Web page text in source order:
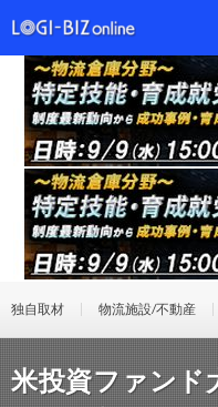
独自取材 物流施設/不動産
米投資ファンド